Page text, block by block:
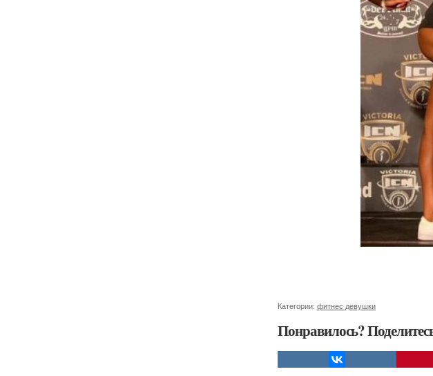
Категории: фитнес девушки
Понравилось?